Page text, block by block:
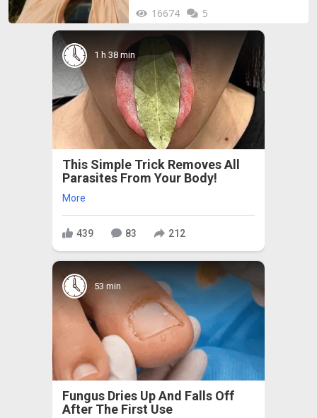
16674 5
1 h 38 min
This Simple Trick Removes All
Parasites From Your Body!
More
439 83 212
53 min
Fungus Dries Up And Falls Off
After The First Use